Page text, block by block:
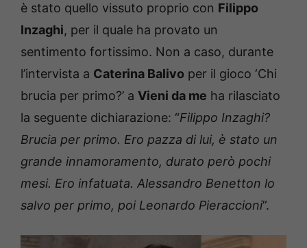
è stato quello vissuto proprio con Filippo
Inzaghi, per il quale ha provato un
sentimento fortissimo. Non a caso, durante
l’intervista a Caterina Balivo per il gioco ‘Chi
brucia per primo?’ a Vieni da me ha rilasciato
la seguente dichiarazione: “Filippo Inzaghi?
Brucia per primo. Ero pazza di lui, è stato un
grande innamoramento, durato però pochi
mesi. Ero infatuata. Alessandro Benetton lo
salvo per primo, poi Leonardo Pieraccioni”.